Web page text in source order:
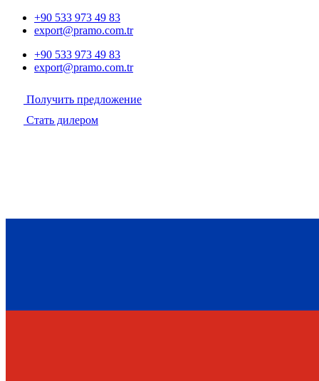
+90 533 973 49 83
export@pramo.com.tr
+90 533 973 49 83
export@pramo.com.tr
Получить предложение
Стать дилером